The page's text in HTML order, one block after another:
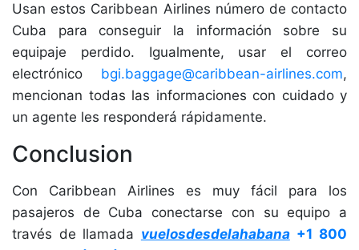
Usan estos Caribbean Airlines número de contacto
Cuba para conseguir la información sobre su
equipaje perdido. Igualmente, usar el correo
electrónico bgi.baggage@caribbean-airlines.com,
mencionan todas las informaciones con cuidado y
un agente les responderá rápidamente.
Conclusion
Con Caribbean Airlines es muy fácil para los
pasajeros de Cuba conectarse con su equipo a
través de llamada vuelosdesdelahabana +1 800